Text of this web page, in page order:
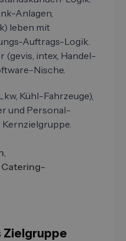
Anlagen,
leben mit
Auftrags-Logik.
intex, Handel-
Nische.
Kühl-Fahrzeuge),
und Personal-
,
Catering-
Zielgruppe